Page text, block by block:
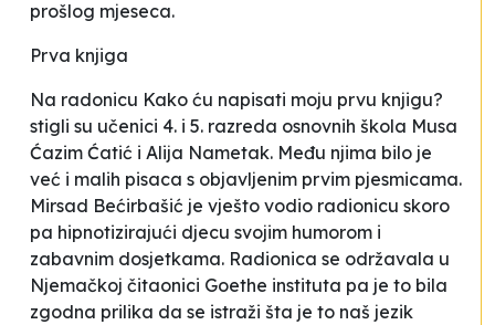
prošlog mjeseca.
Prva knjiga
Na radonicu Kako ću napisati moju prvu knjigu?
stigli su učenici 4. i 5. razreda osnovnih škola Musa
Ćazim Ćatić i Alija Nametak. Među njima bilo je
već i malih pisaca s objavljenim prvim pjesmicama.
Mirsad Bećirbašić je vješto vodio radionicu skoro
pa hipnotizirajući djecu svojim humorom i
zabavnim dosjetkama. Radionica se održavala u
Njemačkoj čitaonici Goethe instituta pa je to bila
zgodna prilika da se istraži šta je to naš jezik